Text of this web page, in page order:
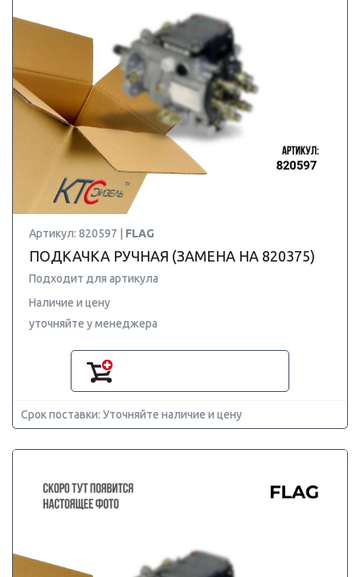
Артикул: 820597 | FLAG
ПОДКАЧКА РУЧНАЯ (ЗАМЕНА НА 820375)
Подходит для артикула
Наличие и цену
уточняйте у менеджера
Срок поставки: Уточняйте наличие и цену